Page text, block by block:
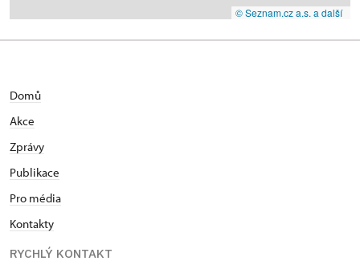
© Seznam.cz a.s. a další
Domů
Akce
Zprávy
Publikace
Pro média
Kontakty
RYCHLÝ KONTAKT